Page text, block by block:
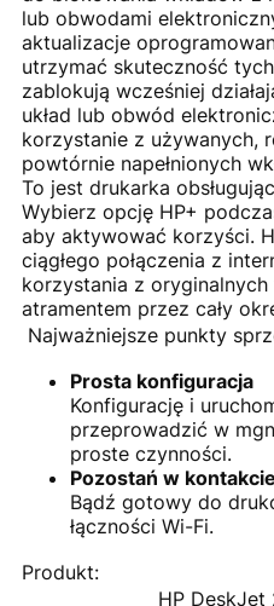
lub obwodami
aktualizacje
utrzymać skuteczność
zablokują wcześniej
układ lub obwód
korzystanie z używanych,
powtórnie napełnionych
To jest drukarka
Wybierz opcję HP+
aby aktywować korzyści.
ciągłego połączenia z
korzystania z oryginalnych
atramentem przez cały
Najważniejsze punkty
Prosta konfiguracja
Konfigurację i
przeprowadzić w
proste czynności.
Pozostań w kontakcie
Bądź gotowy do
łączności Wi-Fi.
Produkt:
HP